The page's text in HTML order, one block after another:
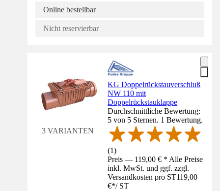
Online bestellbar
Nicht reservierbar
3 VARIANTEN
KG Doppelrückstauverschluß
NW 110 mit
Doppelrückstauklappe
Durchschnittliche Bewertung:
5 von 5 Sternen. 1 Bewertung.
(1)
Preis — 119,00 € * Alle Preise
inkl. MwSt. und ggf. zzgl.
Versandkosten pro ST119,00
€*/ ST